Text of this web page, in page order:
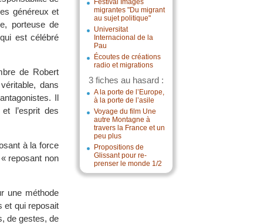
Festival Images
migrantes "Du migrant
au sujet politique"
Universitat
Internacional de la
Pau
Écoutes de créations
radio et migrations
3 fiches au hasard :
A la porte de l’Europe,
à la porte de l’asile
Voyage du film Une
autre Montagne à
travers la France et un
peu plus
Propositions de
Glissant pour re-
prenser le monde 1/2
généreux et
porteuse de
est célébré
de Robert
dans
Il
l’esprit des
à la force
reposant non
une méthode
et qui reposait
de gestes, de